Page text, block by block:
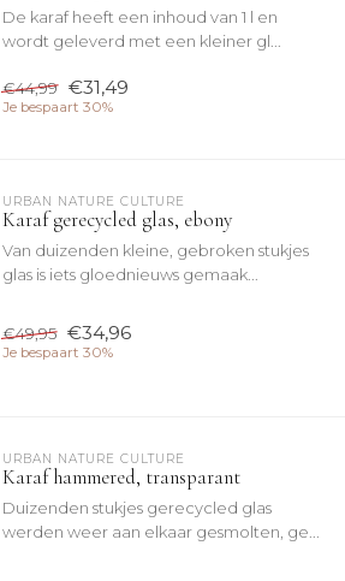
De karaf heeft een inhoud van 1 l en
wordt geleverd met een kleiner gl...
€44,99 €31,49
Je bespaart 30%
URBAN NATURE CULTURE
Karaf gerecycled glas, ebony
Van duizenden kleine, gebroken stukjes
glas is iets gloednieuws gemaak...
€49,95 €34,96
Je bespaart 30%
URBAN NATURE CULTURE
Karaf hammered, transparant
Duizenden stukjes gerecycled glas
werden weer aan elkaar gesmolten, ge...